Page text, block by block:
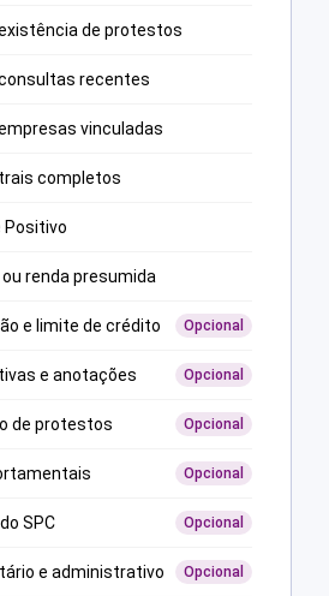
de protestos
recentes
vinculadas
completos
Positivo
renda presumida
e limite de crédito Opcional
e anotações Opcional
de protestos Opcional
Opcional
SPC Opcional
e administrativo Opcional